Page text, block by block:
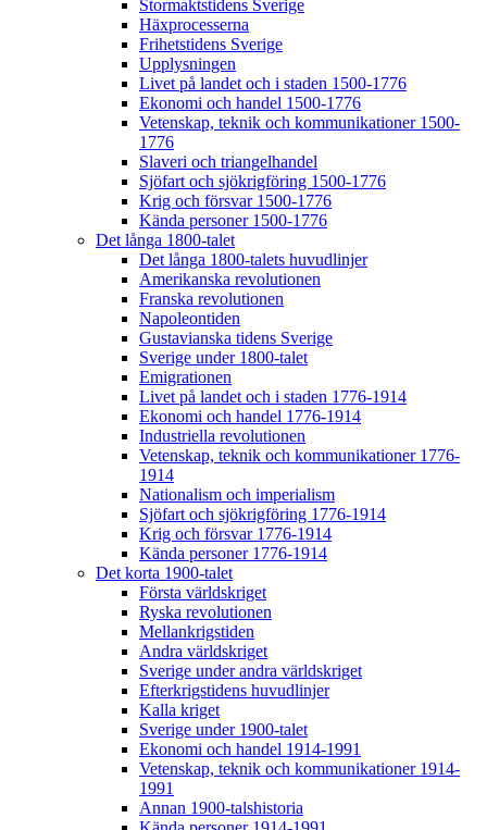
Stormaktstidens Sverige
Häxprocesserna
Frihetstidens Sverige
Upplysningen
Livet på landet och i staden 1500-1776
Ekonomi och handel 1500-1776
Vetenskap, teknik och kommunikationer 1500-
1776
Slaveri och triangelhandel
Sjöfart och sjökrigföring 1500-1776
Krig och försvar 1500-1776
Kända personer 1500-1776
Det långa 1800-talet
Det långa 1800-talets huvudlinjer
Amerikanska revolutionen
Franska revolutionen
Napoleontiden
Gustavianska tidens Sverige
Sverige under 1800-talet
Emigrationen
Livet på landet och i staden 1776-1914
Ekonomi och handel 1776-1914
Industriella revolutionen
Vetenskap, teknik och kommunikationer 1776-
1914
Nationalism och imperialism
Sjöfart och sjökrigföring 1776-1914
Krig och försvar 1776-1914
Kända personer 1776-1914
Det korta 1900-talet
Första världskriget
Ryska revolutionen
Mellankrigstiden
Andra världskriget
Sverige under andra världskriget
Efterkrigstidens huvudlinjer
Kalla kriget
Sverige under 1900-talet
Ekonomi och handel 1914-1991
Vetenskap, teknik och kommunikationer 1914-
1991
Annan 1900-talshistoria